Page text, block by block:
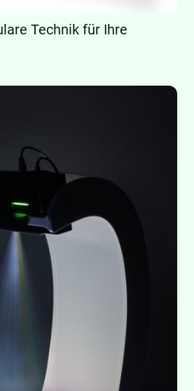
Technik für Ihre